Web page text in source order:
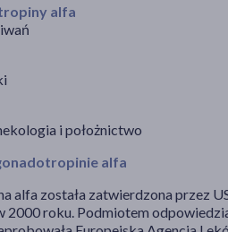
alfa
i położnictwo
alfa
alfa została zatwierdzona przez
2000 roku. Podmiotem